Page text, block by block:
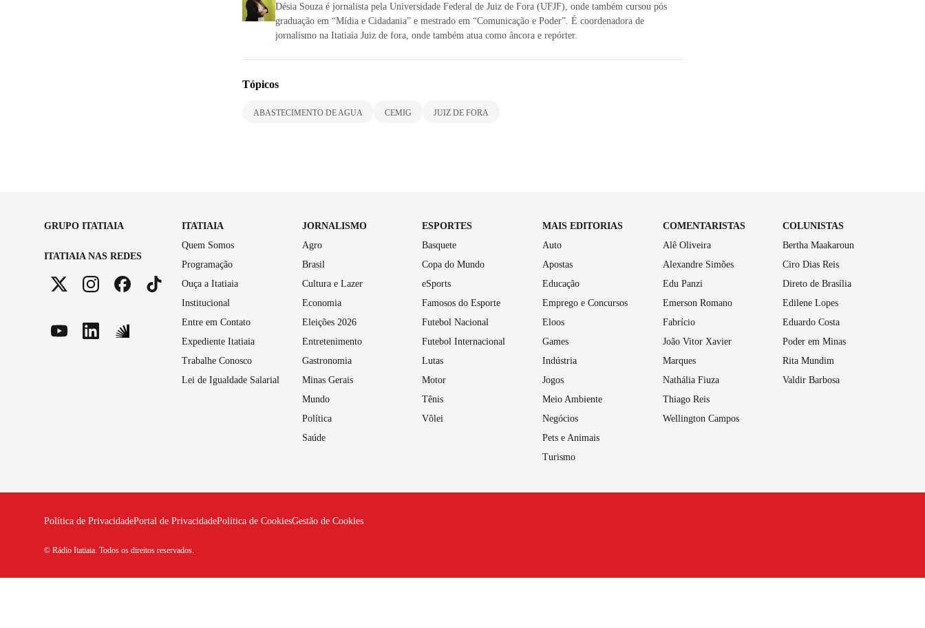
Désia Souza é jornalista pela Universidade Federal de Juiz de Fora (UFJF), onde também cursou pós
graduação em “Mídia e Cidadania” e mestrado em “Comunicação e Poder”. É coordenadora de
jornalismo na Itatiaia Juiz de fora, onde também atua como âncora e repórter.
Tópicos
ABASTECIMENTO DE AGUA CEMIG JUIZ DE FORA
GRUPO ITATIAIA
ITATIAIA NAS REDES
ITATIAIA
Quem Somos
Programação
Ouça a Itatiaia
Institucional
Entre em Contato
Expediente Itatiaia
Trabalhe Conosco
Lei de Igualdade Salarial
JORNALISMO
Agro
Brasil
Cultura e Lazer
Economia
Eleições 2026
Entretenimento
Gastronomia
Minas Gerais
Mundo
Política
Saúde
ESPORTES
Basquete
Copa do Mundo
eSports
Famosos do Esporte
Futebol Nacional
Futebol Internacional
Lutas
Motor
Tênis
Vôlei
MAIS EDITORIAS
Auto
Apostas
Educação
Emprego e Concursos
Eloos
Games
Indústria
Jogos
Meio Ambiente
Negócios
Pets e Animais
Turismo
COMENTARISTAS
Alê Oliveira
Alexandre Simões
Edu Panzi
Emerson Romano
Fabrício
João Vitor Xavier
Marques
Nathália Fiuza
Thiago Reis
Wellington Campos
COLUNISTAS
Bertha Maakaroun
Ciro Dias Reis
Direto de Brasília
Edilene Lopes
Eduardo Costa
Poder em Minas
Rita Mundim
Valdir Barbosa
Política de PrivacidadePortal de PrivacidadePolítica de CookiesGestão de Cookies
© Rádio Itatiaia. Todos os direitos reservados.